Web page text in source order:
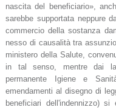
nascita del beneficiario»,
sarebbe supportata neppure
commercio della sostanza
nesso di causalità tra
ministero della Salute,
in tal senso, mentre dai
permanente Igiene e
emendamenti al disegno di
beneficiari dell'indennizzo)